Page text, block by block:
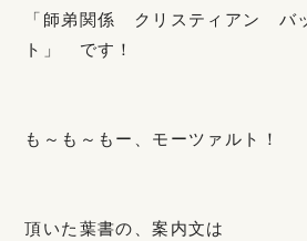
「師弟関係 クリスティアン バ
ト」 です！
も～も～もー、モーツァルト！
頂いた葉書の、案内文は